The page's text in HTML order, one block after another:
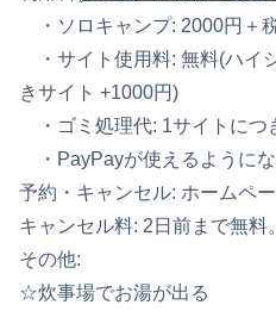
・ソロキャンプ: 2000円＋
・サイト使用料: 無料(ハイ
きサイト +1000円)
・ゴミ処理代: 1サイトにつ
・PayPayが使えるようにな
予約・キャンセル: ホームペ
キャンセル料: 2日前まで無料
その他:
☆炊事場でお湯が出る